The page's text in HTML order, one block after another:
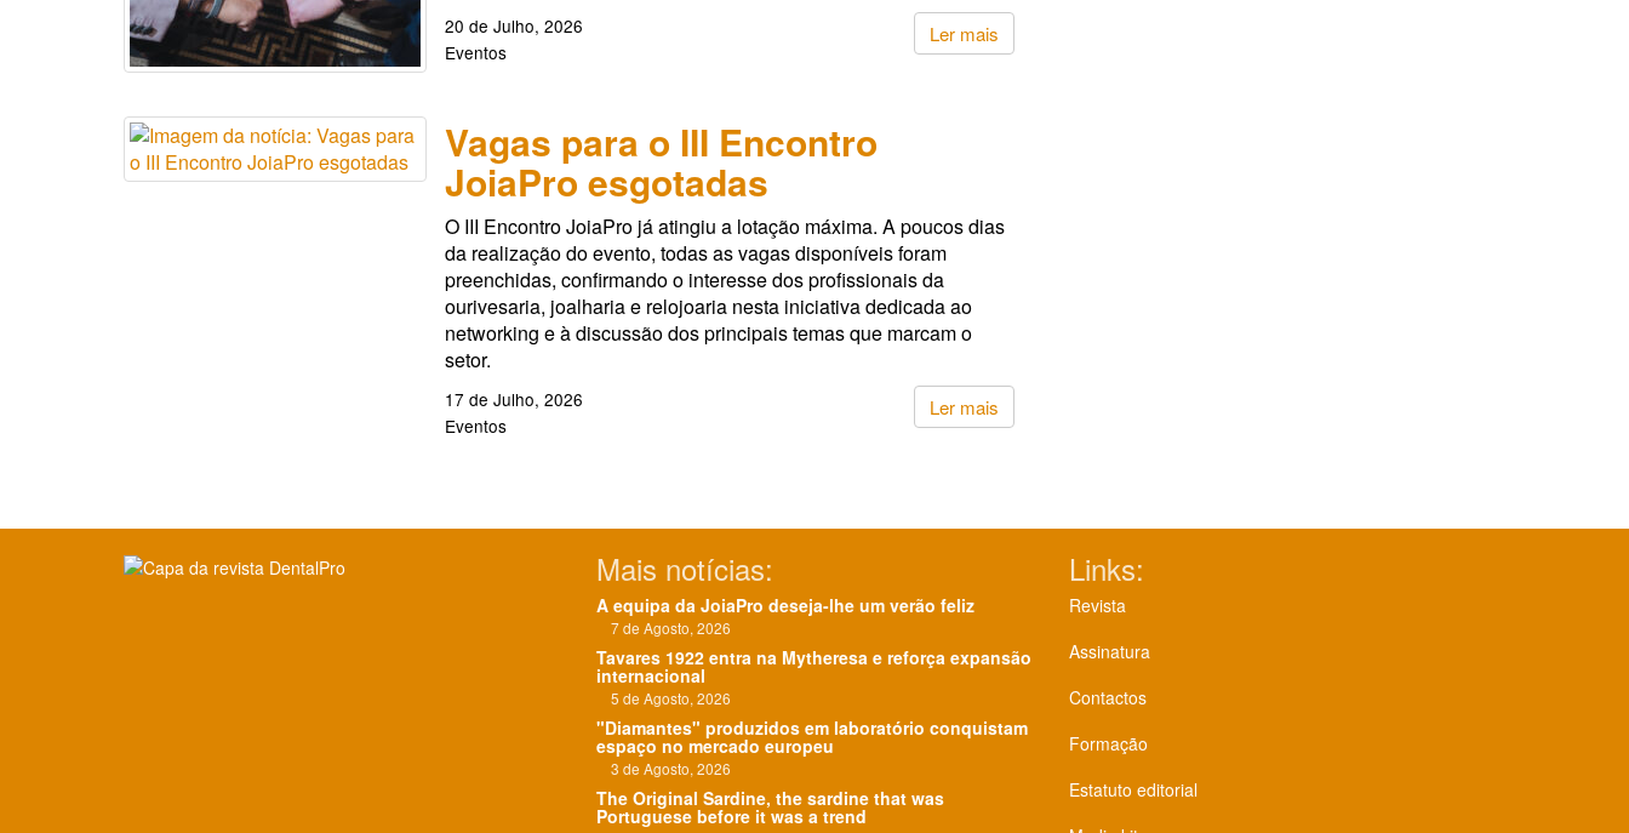
Ler mais
20 de Julho, 2026
Eventos
Vagas para o III Encontro
JoiaPro esgotadas
O III Encontro JoiaPro já atingiu a lotação máxima. A poucos dias
da realização do evento, todas as vagas disponíveis foram
preenchidas, confirmando o interesse dos profissionais da
ourivesaria, joalharia e relojoaria nesta iniciativa dedicada ao
networking e à discussão dos principais temas que marcam o
setor.
Ler mais
17 de Julho, 2026
Eventos
Mais notícias:
A equipa da JoiaPro deseja-lhe um verão feliz
7 de Agosto, 2026
Tavares 1922 entra na Mytheresa e reforça expansão
internacional
5 de Agosto, 2026
"Diamantes" produzidos em laboratório conquistam
espaço no mercado europeu
3 de Agosto, 2026
The Original Sardine, the sardine that was
Portuguese before it was a trend
Links:
Revista
Assinatura
Contactos
Formação
Estatuto editorial